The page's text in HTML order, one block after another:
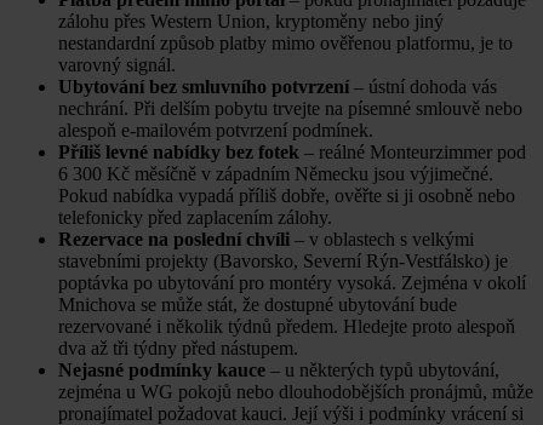
zálohu přes Western Union, kryptoměny nebo jiný
nestandardní způsob platby mimo ověřenou platformu, je to
varovný signál.
Ubytování bez smluvního potvrzení – ústní dohoda vás
nechrání. Při delším pobytu trvejte na písemné smlouvě nebo
alespoň e-mailovém potvrzení podmínek.
Příliš levné nabídky bez fotek – reálné Monteurzimmer pod
6 300 Kč měsíčně v západním Německu jsou výjimečné.
Pokud nabídka vypadá příliš dobře, ověřte si ji osobně nebo
telefonicky před zaplacením zálohy.
Rezervace na poslední chvíli – v oblastech s velkými
stavebními projekty (Bavorsko, Severní Rýn-Vestfálsko) je
poptávka po ubytování pro montéry vysoká. Zejména v okolí
Mnichova se může stát, že dostupné ubytování bude
rezervované i několik týdnů předem. Hledejte proto alespoň
dva až tři týdny před nástupem.
Nejasné podmínky kauce – u některých typů ubytování,
zejména u WG pokojů nebo dlouhodobějších pronájmů, může
pronajímatel požadovat kauci. Její výši i podmínky vrácení si